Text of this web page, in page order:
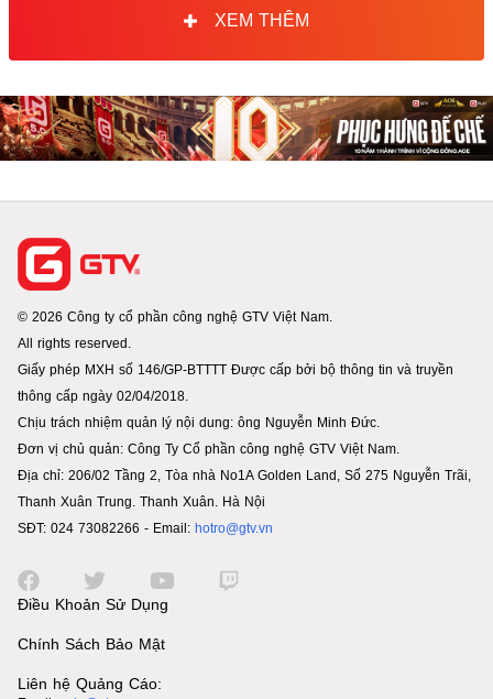
XEM THÊM
© 2026 Công ty cổ phần công nghệ GTV Việt Nam.
All rights reserved.
Giấy phép MXH số 146/GP-BTTTT Được cấp bởi bộ thông tin và truyền
thông cấp ngày 02/04/2018.
Chịu trách nhiệm quản lý nội dung: ông Nguyễn Minh Đức.
Đơn vị chủ quản: Công Ty Cổ phần công nghệ GTV Việt Nam.
Địa chỉ: 206/02 Tầng 2, Tòa nhà No1A Golden Land, Số 275 Nguyễn Trãi,
Thanh Xuân Trung. Thanh Xuân. Hà Nội
SĐT: 024 73082266 - Email: hotro@gtv.vn
Điều Khoản Sử Dụng
Chính Sách Bảo Mật
Liên hệ Quảng Cáo: